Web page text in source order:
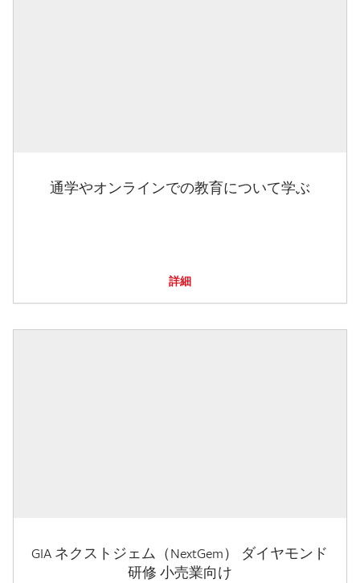
通学やオンラインでの教育について学ぶ
詳細
GIA ネクストジェム（NextGem） ダイヤモンド
研修 小売業向け